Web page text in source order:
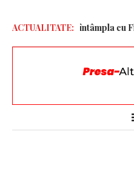
ACTUALITATE:
ce se întâmpla cu